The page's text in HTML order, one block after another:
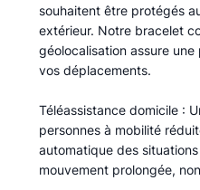
souhaitent être protégés
extérieur. Notre bracelet
géolocalisation assure
vos déplacements.
Téléassistance domicile :
personnes à mobilité
automatique des
mouvement prolongée,